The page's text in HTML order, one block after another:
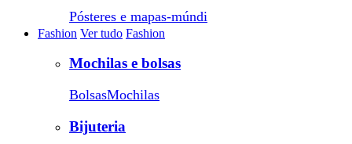
Pósteres e mapas-múndi
Fashion Ver tudo Fashion
Mochilas e bolsas
BolsasMochilas
Bijuteria